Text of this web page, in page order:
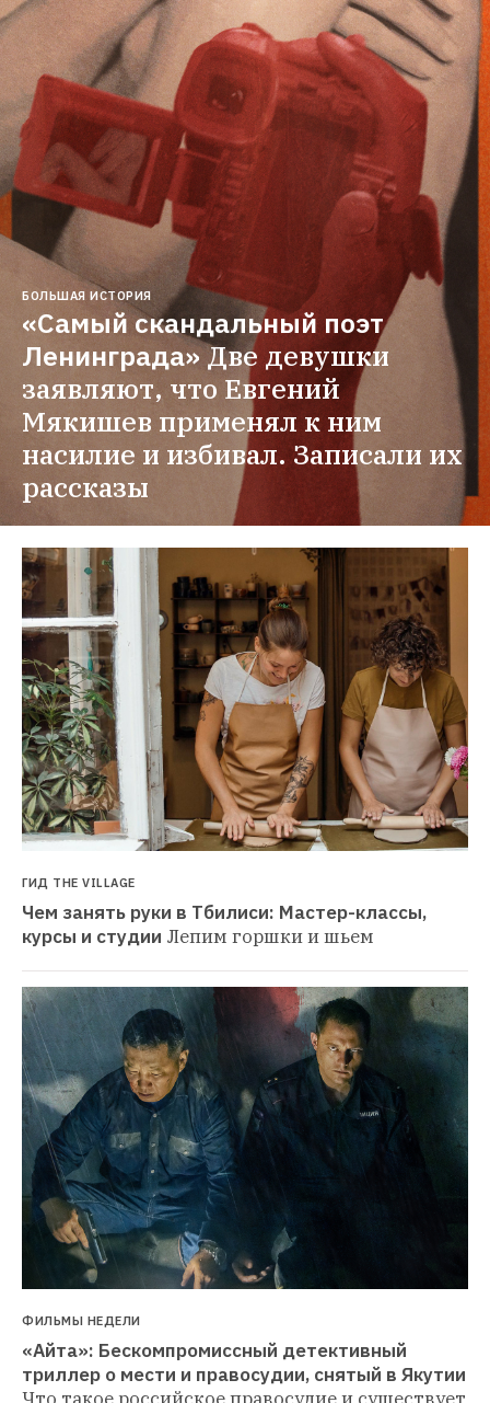
БОЛЬШАЯ ИСТОРИЯ
«Самый скандальный поэт
Ленинграда»Две девушки
заявляют, что Евгений
Мякишев применял к ним
насилие и избивал. Записали их
рассказы
ГИД THE VILLAGE
Чем занять руки в Тбилиси: Мастер-классы,
курсы и студии Лепим горшки и шьем
ФИЛЬМЫ НЕДЕЛИ
«Айта»: Бескомпромиссный детективный
триллер о мести и правосудии, снятый в Якутии